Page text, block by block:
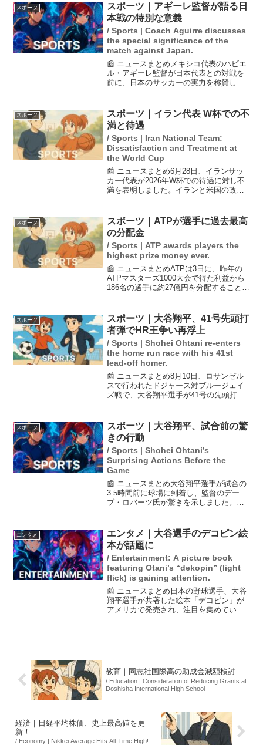
スポーツ
スポーツ｜アギーレ監督が語る日
本戦の特別な意義
/ Sports | Coach Aguirre discusses
the special significance of the
match against Japan.
📰 ニュースまとめメキシコ代表のハビエ
ル・アギーレ監督が日本代表との対戦を
前に、日本のサッカーの実力を称賛し
に競争力のあるチームであると述べた。
また、アジアでいち早...
スポーツ
スポーツ｜イラン代表 W杯での不
満と待遇
/ Sports | Iran National Team:
Dissatisfaction and Treatment at
the World Cup
📰 ニュースまとめ6月28日、イランサッ
カー代表が2026年W杯での待遇に対し不
満を表明しました。イランと米国の政治
ーツマンシップに反する扱い」と述べ、
チーム関係者も同...
スポーツ
スポーツ｜ATPが選手に過去最高
の分配金
/ Sports | ATP awards players the
highest prize money ever.
📰 ニュースまとめATPは3日に、昨年の
ATPマスターズ1000大会で得た利益から
186名の選手に約27億円を分配することを
す。テニス界における選手への利益還元
が進ん...
スポーツ
スポーツ｜大谷翔平、41号先頭打
者弾でHR王争い再浮上
/ Sports | Shohei Ohtani re-enters
the home run race with his 41st
lead-off homer.
📰 ニュースまとめ8月10日、ロサンゼル
スで行われたドジャース対ブルージェイ
ズ戦で、大谷翔平選手が41号の先頭打者
打を記録。大谷選手はこれによりナ・リ
ーグの本塁打ラ...
スポーツ
スポーツ｜大谷翔平、試合前の驚
きの行動
/ Sports | Shohei Ohtani’s
Surprising Actions Before the
Game
📰 ニュースまとめ大谷翔平選手が試合の
3.5時間前に球場に到着し、監督のデー
ブ・ロバーツ氏が驚きを示しました。大
と準備をする姿勢を見せています。監督
は彼にもっとゆっくり...
エンタメ
エンタメ｜大谷選手のデコピン絵
本が話題に
/ Entertainment: A picture book
featuring Otani’s “dekopin” (light
flick) is gaining attention.
📰 ニュースまとめ日本の野球選手、大谷
翔平選手が共著した絵本「デコピン」が
アメリカで発売され、注目を集めてい
教育｜同志社国際高の助成金減額検討
/ Education | Consideration of Reducing Grants at
Doshisha International High School
経済｜日経平均株価、史上最高値を更
新！
/ Economy | Nikkei Average Hits All-Time High!